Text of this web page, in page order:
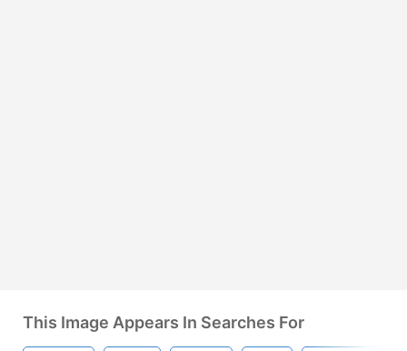
This Image Appears In Searches For